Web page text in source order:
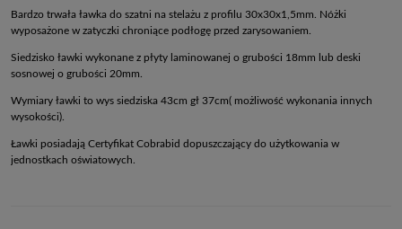
Bardzo trwała ławka do szatni na stelażu z profilu 30x30x1,5mm. Nóżki
wyposażone w zatyczki chroniące podłogę przed zarysowaniem.
Siedzisko ławki wykonane z płyty laminowanej o grubości 18mm lub deski
sosnowej o grubości 20mm.
Wymiary ławki to wys siedziska 43cm gł 37cm( możliwość wykonania innych
wysokości).
Ławki posiadają Certyfikat Cobrabid dopuszczający do użytkowania w
jednostkach oświatowych.